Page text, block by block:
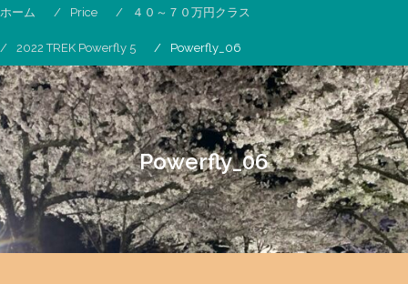
キ
プ
ホーム Price ４０～７０万円クラス
2022 TREK Powerfly 5 Powerfly_06
Powerfly_06